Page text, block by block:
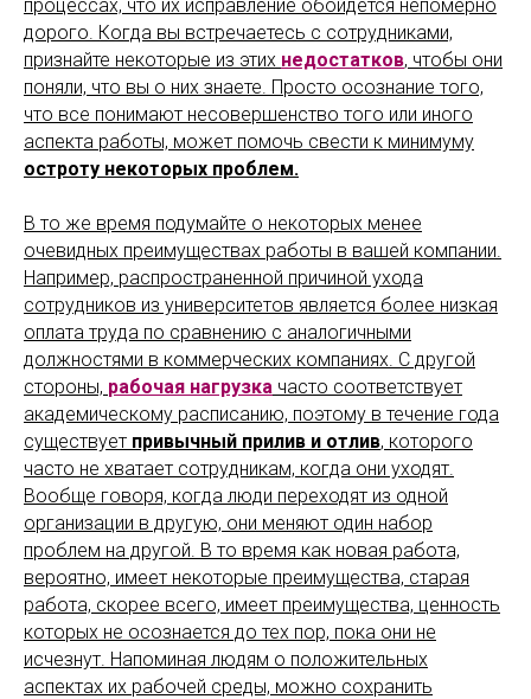
процессах, что их исправление обойдется непомерно
дорого. Когда вы встречаетесь с сотрудниками,
признайте некоторые из этих недостатков, чтобы они
поняли, что вы о них знаете. Просто осознание того,
что все понимают несовершенство того или иного
аспекта работы, может помочь свести к минимуму
остроту некоторых проблем.
В то же время подумайте о некоторых менее
очевидных преимуществах работы в вашей компании.
Например, распространенной причиной ухода
сотрудников из университетов является более низкая
оплата труда по сравнению с аналогичными
должностями в коммерческих компаниях. С другой
стороны, рабочая нагрузка часто соответствует
академическому расписанию, поэтому в течение года
существует привычный прилив и отлив, которого
часто не хватает сотрудникам, когда они уходят.
Вообще говоря, когда люди переходят из одной
организации в другую, они меняют один набор
проблем на другой. В то время как новая работа,
вероятно, имеет некоторые преимущества, старая
работа, скорее всего, имеет преимущества, ценность
которых не осознается до тех пор, пока они не
исчезнут. Напоминая людям о положительных
аспектах их рабочей среды, можно сохранить